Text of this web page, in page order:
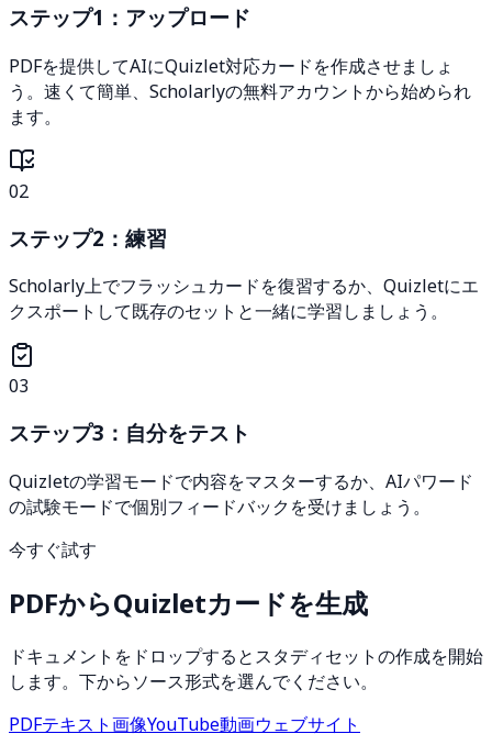
ステップ1：アップロード
PDFを提供してAIにQuizlet対応カードを作成させましょ
う。速くて簡単、Scholarlyの無料アカウントから始められ
ます。
02
ステップ2：練習
Scholarly上でフラッシュカードを復習するか、Quizletにエ
クスポートして既存のセットと一緒に学習しましょう。
03
ステップ3：自分をテスト
Quizletの学習モードで内容をマスターするか、AIパワード
の試験モードで個別フィードバックを受けましょう。
今すぐ試す
PDFからQuizletカードを生成
ドキュメントをドロップするとスタディセットの作成を開始
します。下からソース形式を選んでください。
PDFテキスト画像YouTube動画ウェブサイト